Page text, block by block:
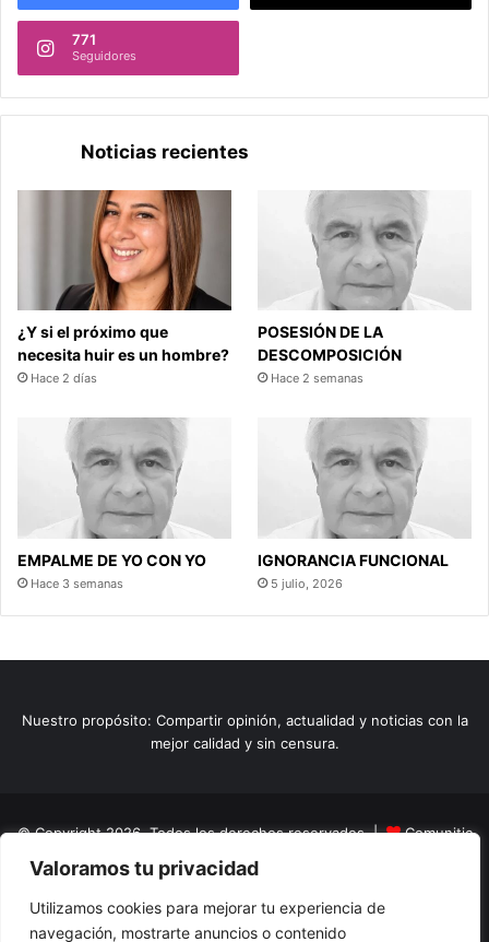
Valoramos tu privacidad
Utilizamos cookies para mejorar tu experiencia de
navegación, mostrarte anuncios o contenido
771
Seguidores
Noticias recientes
¿Y si el próximo que
necesita huir es un hombre?
Hace 2 días
POSESIÓN DE LA
DESCOMPOSICIÓN
Hace 2 semanas
EMPALME DE YO CON YO
Hace 3 semanas
IGNORANCIA FUNCIONAL
5 julio, 2026
Nuestro propósito: Compartir opinión, actualidad y noticias con la
mejor calidad y sin censura.
© Copyright 2026, Todos los derechos reservados |
Comunitic
SAS BICNit 901228106
Home
Actualidad Variedades Opinion Turismo
El Tinteadero
Caricaturas Reportajes